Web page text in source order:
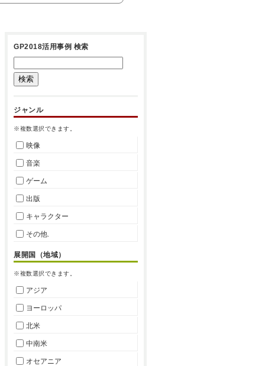
GP2018活用事例 検索
ジャンル
※複数選択できます。
映像
音楽
ゲーム
出版
キャラクター
その他.
展開国（地域）
※複数選択できます。
アジア
ヨーロッパ
北米
中南米
オセアニア